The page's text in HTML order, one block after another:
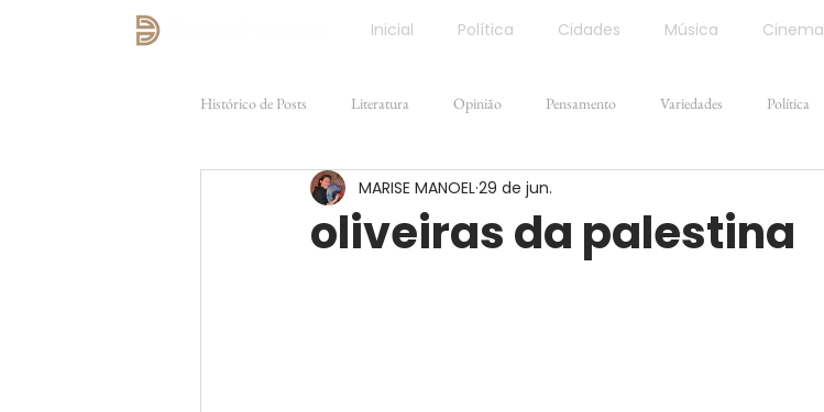
Inicial Política Cidades Música Cinema
Histórico de Posts Literatura Opinião Pensamento Variedades Política
Direito e Justiça FILOSOFIA
oliveiras da palestina
MARISE MANOEL29 de jun.